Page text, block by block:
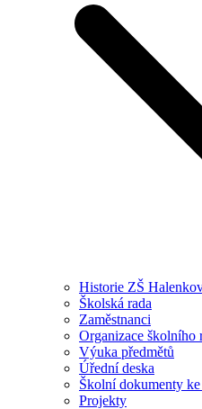
Historie ZŠ
Školská rada
Zaměstnanci
Organizace školního
Výuka předmětů
Úřední deska
Školní dokumenty ke
Projekty